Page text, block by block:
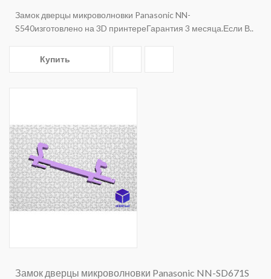
Замок дверцы микроволновки Panasonic NN-
S540изготовлено на 3D принтереГарантия 3 месяца.Если В..
Купить
Замок дверцы микроволновки Panasonic NN-SD671S